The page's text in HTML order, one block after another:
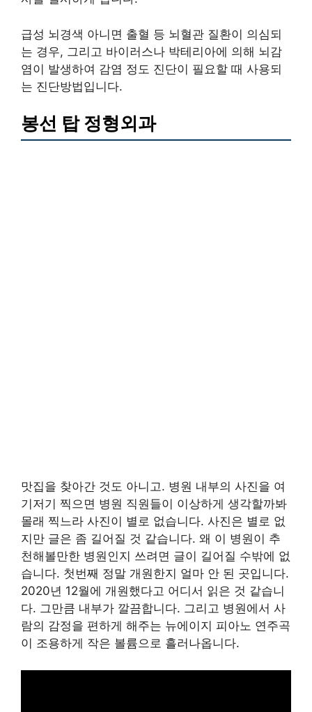
급성 뇌경색 아니면 출혈 등 뇌혈관 질환이 의심되
는 경우, 그리고 바이러스나 박테리아에 의해 뇌감
염이 발생하여 감염 정도 진단이 필요할 때 사용되
는 진단방법입니다.
봉선 탑 정형외과
맛집을 찾아간 것도 아니고. 병원 내부의 사진을 여
기저기 찍으면 병원 직원들이 이상하게 생각할까봐
몰래 찍느라 사진이 별로 없습니다. 사진은 별로 없
지만 글은 좀 길어질 것 같습니다. 왜 이 병원이 추
천해볼만한 병원인지 쓰려면 글이 길어질 수밖에 없
습니다. 첫번째 정말 개원한지 얼마 안 된 곳입니다.
2020년 12월에 개원했다고 어디서 읽은 것 같습니
다. 그만큼 내부가 깔끔합니다. 그리고 병원에서 사
람의 감정을 편하게 해주는 뉴에이지 피아노 연주곡
이 조용하게 작은 볼륨으로 흘러나옵니다.